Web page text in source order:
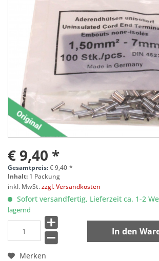
€ 9,40 *
Gesamtpreis:€9,40 *
Inhalt: 1 Packung
inkl. MwSt.zzgl. Versandkosten
Sofort versandfertig, Lieferzeit ca. 1-2
lagernd
In den
Merken